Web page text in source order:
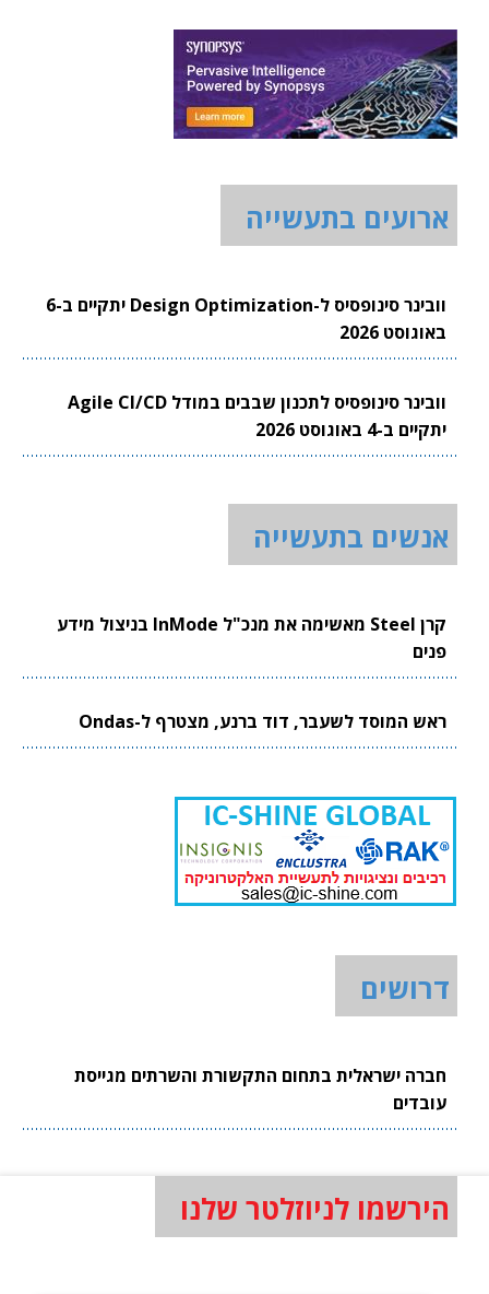
ארועים בתעשייה
וובינר סינופסיס ל-Design Optimization יתקיים ב-6
באוגוסט 2026
וובינר סינופסיס לתכנון שבבים במודל Agile CI/CD
יתקיים ב-4 באוגוסט 2026
אנשים בתעשייה
קרן Steel מאשימה את מנכ"ל InMode בניצול מידע
פנים
ראש המוסד לשעבר, דוד ברנע, מצטרף ל-Ondas
דרושים
חברה ישראלית בתחום התקשורת והשרתים מגייסת
עובדים
הירשמו לניוזלטר שלנו